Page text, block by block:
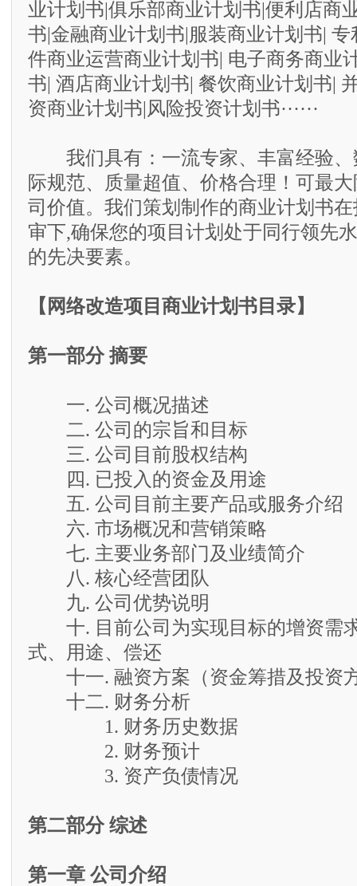
业计划书|俱乐部商业计划书|便利店商
书|金融商业计划书|服装商业计划书|
件商业运营商业计划书| 电子商务商业
书| 酒店商业计划书| 餐饮商业计划书|
资商业计划书|风险投资计划书······
我们具有：一流专家、丰富经验、
际规范、质量超值、价格合理！可最
司价值。我们策划制作的商业计划书
审下,确保您的项目计划处于同行领先
的先决要素。
【网络改造项目商业计划书目录】
第一部分 摘要
一. 公司概况描述
二. 公司的宗旨和目标
三. 公司目前股权结构
四. 已投入的资金及用途
五. 公司目前主要产品或服务介绍
六. 市场概况和营销策略
七. 主要业务部门及业绩简介
八. 核心经营团队
九. 公司优势说明
十. 目前公司为实现目标的增资需
式、用途、偿还
十一. 融资方案（资金筹措及投资
十二. 财务分析
1. 财务历史数据
2. 财务预计
3. 资产负债情况
第二部分 综述
第一章 公司介绍